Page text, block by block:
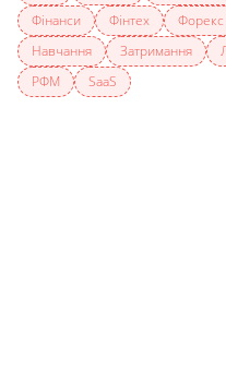
Фінанси
Фінтех Форекс
Навчання
Затримання
РФМ
SaaS